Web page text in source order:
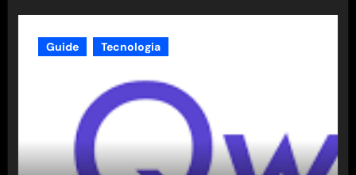
Guide Tecnologia